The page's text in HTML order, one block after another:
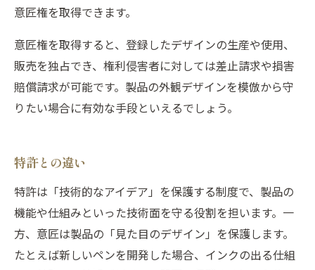
意匠権を取得できます。
意匠権を取得すると、登録したデザインの生産や使用、
販売を独占でき、権利侵害者に対しては差止請求や損害
賠償請求が可能です。製品の外観デザインを模倣から守
りたい場合に有効な手段といえるでしょう。
特許との違い
特許は「技術的なアイデア」を保護する制度で、製品の
機能や仕組みといった技術面を守る役割を担います。一
方、意匠は製品の「見た目のデザイン」を保護します。
たとえば新しいペンを開発した場合、インクの出る仕組